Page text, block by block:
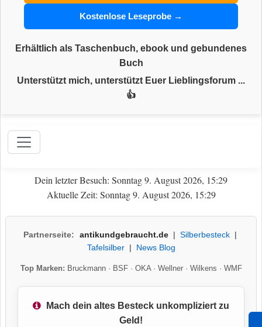
Kostenlose Leseprobe →
Erhältlich als Taschenbuch, ebook und gebundenes
Buch
Unterstützt mich, unterstützt Euer Lieblingsforum ...
👍
Dein letzter Besuch: Sonntag 9. August 2026, 15:29
Aktuelle Zeit: Sonntag 9. August 2026, 15:29
Partnerseite: antikundgebraucht.de| Silberbesteck|
Tafelsilber| News Blog
Top Marken: Bruckmann· BSF· OKA· Wellner· Wilkens · WMF
Mach dein altes Besteck unkompliziert zu
Geld!